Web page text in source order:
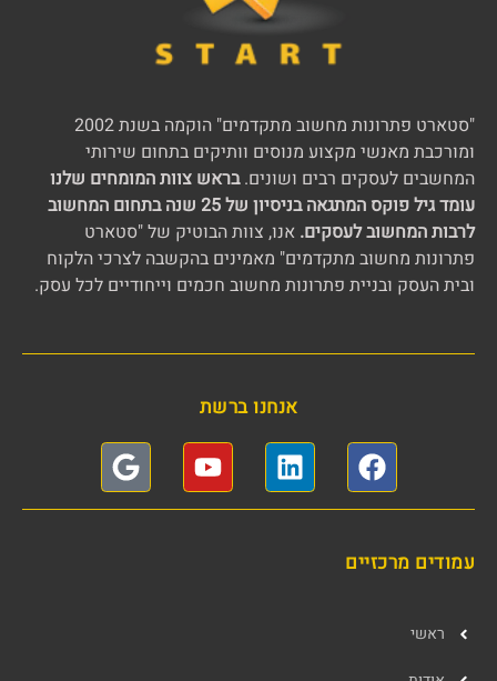
"סטארט פתרונות מחשוב מתקדמים" הוקמה בשנת 2002
ומורכבת מאנשי מקצוע מנוסים וותיקים בתחום שירותי
המחשבים לעסקים רבים ושונים.בראש צוות המומחים שלנו
עומד גיל פוקס המתגאה בניסיון של 25 שנה בתחום המחשוב
לרבות המחשוב לעסקים. אנו, צוות הבוטיק של "סטארט
פתרונות מחשוב מתקדמים" מאמינים בהקשבה לצרכי הלקוח
ובית העסק ובניית פתרונות מחשוב חכמים וייחודיים לכל עסק.
אנחנו ברשת
עמודים מרכזיים
ראשי